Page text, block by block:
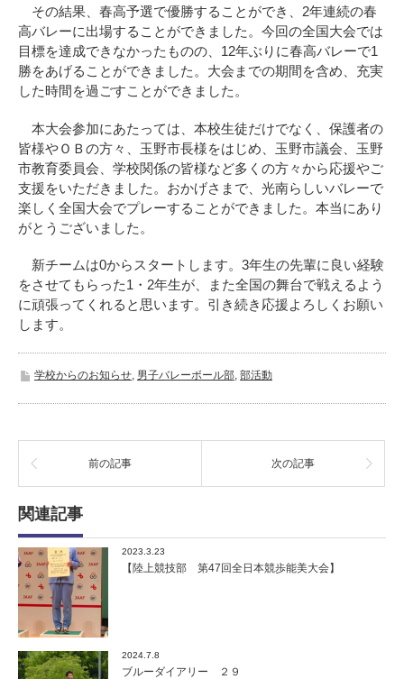
その結果、春高予選で優勝することができ、2年連続の春
高バレーに出場することができました。今回の全国大会では
目標を達成できなかったものの、12年ぶりに春高バレーで1
勝をあげることができました。大会までの期間を含め、充実
した時間を過ごすことができました。
本大会参加にあたっては、本校生徒だけでなく、保護者の
皆様やＯＢの方々、玉野市長様をはじめ、玉野市議会、玉野
市教育委員会、学校関係の皆様など多くの方々から応援やご
支援をいただきました。おかげさまで、光南らしいバレーで
楽しく全国大会でプレーすることができました。本当にあり
がとうございました。
新チームは0からスタートします。3年生の先輩に良い経験
をさせてもらった1・2年生が、また全国の舞台で戦えるよう
に頑張ってくれると思います。引き続き応援よろしくお願い
します。
学校からのお知らせ 男子バレーボール部 部活動
前の記事 次の記事
関連記事
2023.3.23
【陸上競技部 第47回全日本競歩能美大会】
2024.7.8
ブルーダイアリー ２９